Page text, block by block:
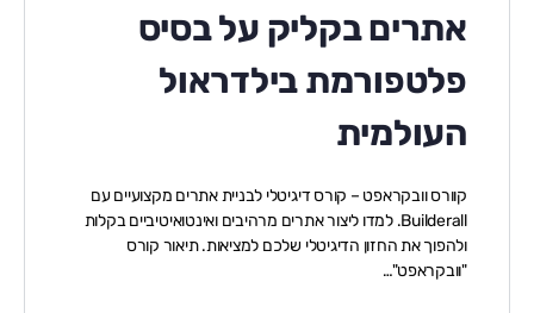
אתרים בקליק על בסיס
פלטפורמת בילדראול
העולמית
קוורס וובקראפט – קורס דיגיטלי לבניית אתרים מקצועיים עם
Builderall. למדו ליצור אתרים מרהיבים ואינטואיטיביים בקלות
ולהפוך את החזון הדיגיטלי שלכם למציאות. תיאור קורס
"וובקראפט"…